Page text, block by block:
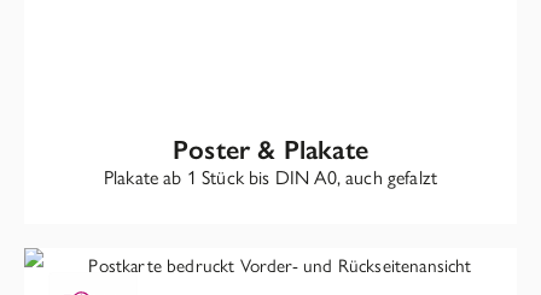
Poster & Plakate
Plakate ab 1 Stück bis DIN A0, auch gefalzt